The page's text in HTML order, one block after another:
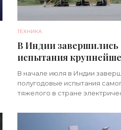
ТЕХНИКА
В Индии завершились
испытания
стране электролета -
«Техника»
В начале июля в Индии
полугодовые испытания
тяжелого в стране
класса eVTOL массой около